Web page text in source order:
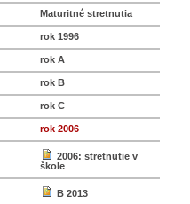
Maturitné stretnutia
rok 1996
rok A
rok B
rok C
rok 2006
2006: stretnutie v
škole
B 2013